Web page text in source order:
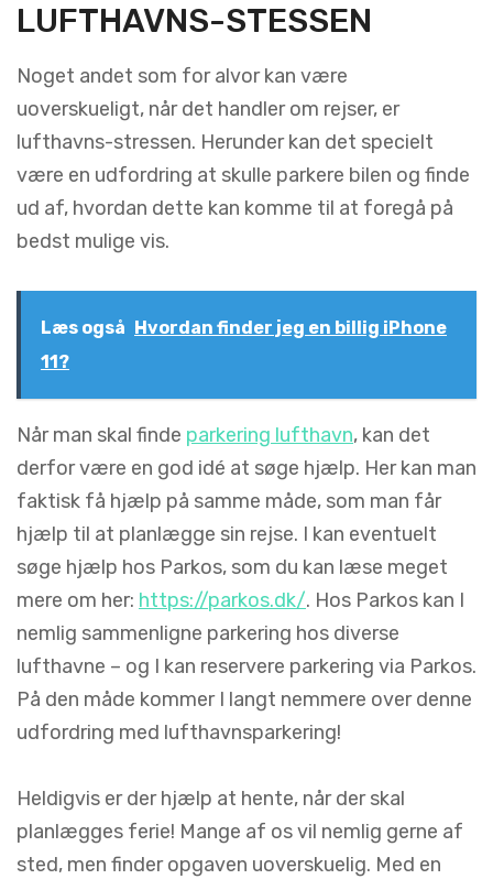
LUFTHAVNS-STESSEN
Noget andet som for alvor kan være
uoverskueligt, når det handler om rejser, er
lufthavns-stressen. Herunder kan det specielt
være en udfordring at skulle parkere bilen og finde
ud af, hvordan dette kan komme til at foregå på
bedst mulige vis.
Læs også
Hvordan finder jeg en billig iPhone
11?
Når man skal finde parkering lufthavn, kan det
derfor være en god idé at søge hjælp. Her kan man
faktisk få hjælp på samme måde, som man får
hjælp til at planlægge sin rejse. I kan eventuelt
søge hjælp hos Parkos, som du kan læse meget
mere om her: https://parkos.dk/. Hos Parkos kan I
nemlig sammenligne parkering hos diverse
lufthavne – og I kan reservere parkering via Parkos.
På den måde kommer I langt nemmere over denne
udfordring med lufthavnsparkering!
Heldigvis er der hjælp at hente, når der skal
planlægges ferie! Mange af os vil nemlig gerne af
sted, men finder opgaven uoverskuelig. Med en